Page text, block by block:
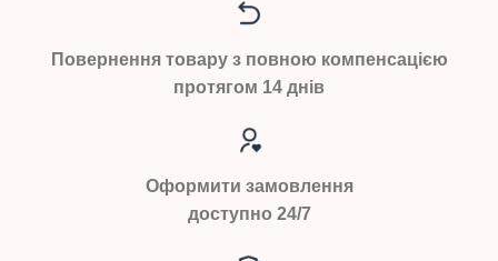
Повернення товару з повною компенсацією
протягом 14 днів
Оформити замовлення
доступно 24/7